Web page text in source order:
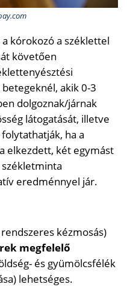
a kórokozó a széklettel
követően
akik 0-3
dolgoznak/járnak
látogatását, illetve
ha a
elkezdett, két egymást
eredménnyel jár.
kézmosás)
megfelelő
és gyümölcsfélék
lehetséges.